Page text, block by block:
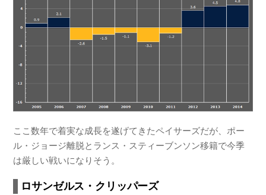
ここ数年で着実な成長を遂げてきたペイサーズだが、ポー
ル・ジョージ離脱とランス・スティーブンソン移籍で今季
は厳しい戦いになりそう。
ロサンゼルス・クリッパーズ